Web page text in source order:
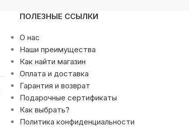
ПОЛЕЗНЫЕ ССЫЛКИ
О нас
Наши преимущества
Как найти магазин
Оплата и доставка
Гарантия и возврат
Подарочные сертификаты
Как выбрать?
Политика конфиденциальности